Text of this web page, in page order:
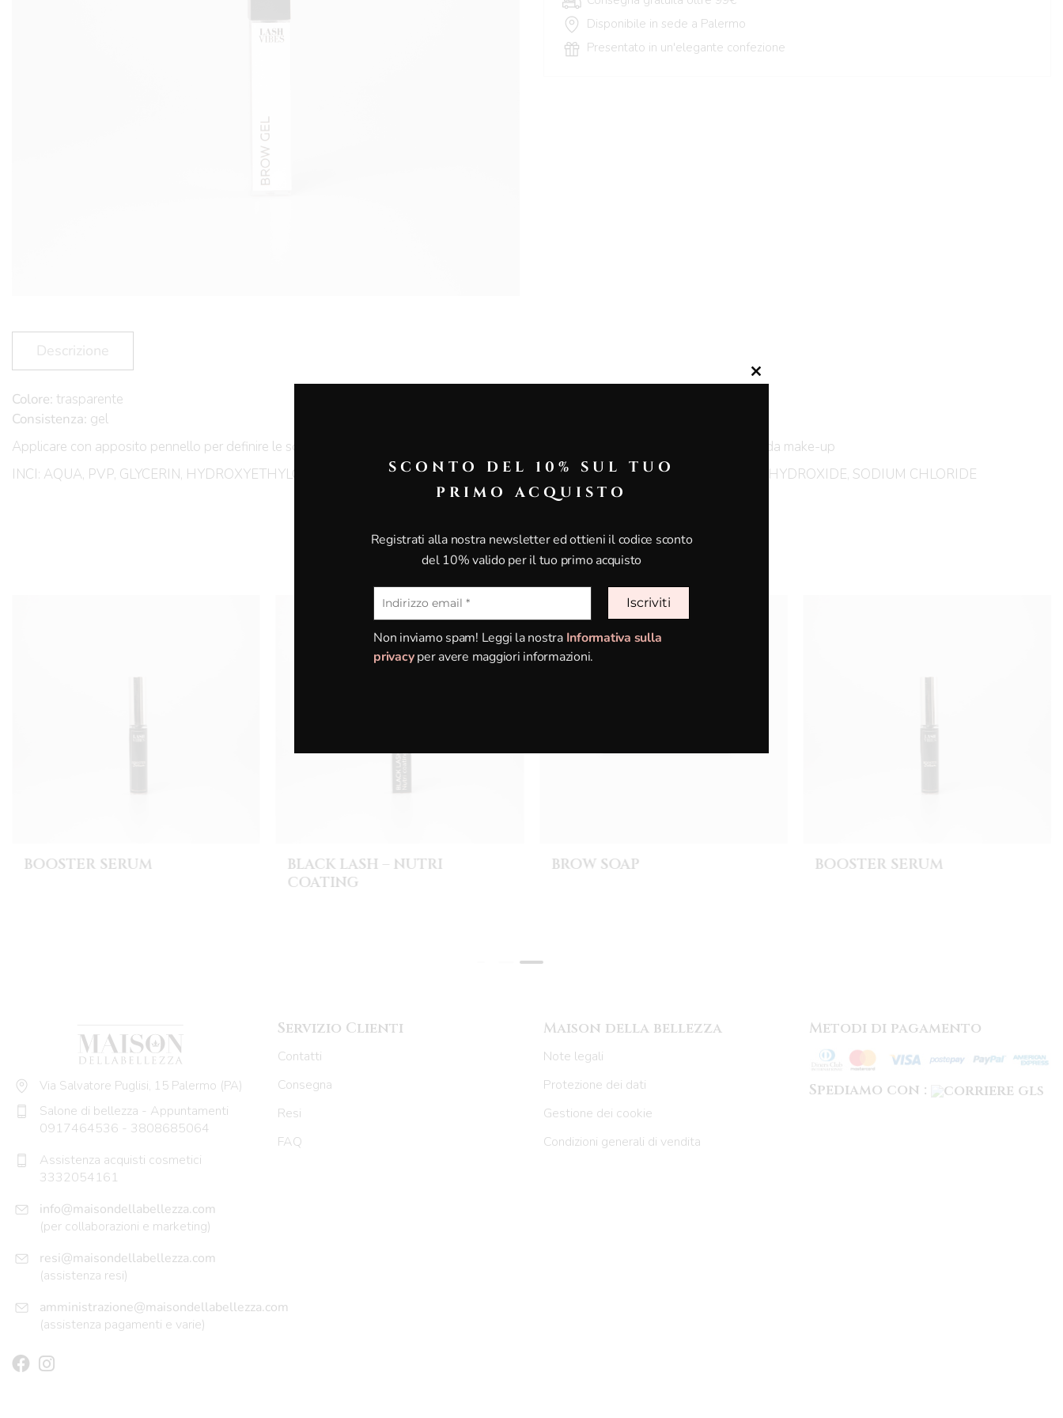
Disponibile in sede a Palermo
Presentato in un'elegante confezione
Descrizione
Colore: trasparente
Consistenza: gel
Applicare con apposito pennello per definire le sopracciglia sia dopo la laminazione che come semplice tocco di styling quotidiano da make-up
INCI: AQUA, PVP, GLYCERIN, HYDROXYETHYLCELLULOSE, PHEONOXYETHANOL, CARBOMER, CHLORPHENESIN, SODIUM HYDROXIDE, SODIUM CHLORIDE
Potrebbero interessarti anche
BOOSTER SERUM
BLACK LASH – NUTRI
COATING
BROW SOAP BOOSTER SERUM
Via Salvatore Puglisi, 15 Palermo (PA)
Salone di bellezza - Appuntamenti
0917464536 - 3808685064
Assistenza acquisti cosmetici
3332054161
info@maisondellabellezza.com
(per collaborazioni e marketing)
resi@maisondellabellezza.com
(assistenza resi)
amministrazione@maisondellabellezza.com
(assistenza pagamenti e varie)
Servizio Clienti
Contatti
Consegna
Resi
FAQ
Maison della bellezza
Note legali
Protezione dei dati
Gestione dei cookie
Condizioni generali di vendita
Metodi di pagamento
Spediamo con :
Close
SCONTO DEL 10% SUL TUO
PRIMO ACQUISTO
Registrati alla nostra newsletter ed ottieni il codice sconto
del 10% valido per il tuo primo acquisto
Non inviamo spam! Leggi la nostra Informativa sulla
privacyper avere maggiori informazioni.